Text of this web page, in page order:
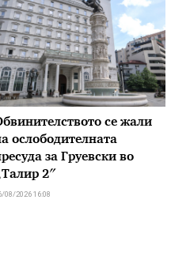
се жали
ослободителната
за Груевски во
2″
08/2026 16:08